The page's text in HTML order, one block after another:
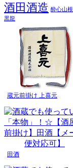
酒田酒造 酔心山根
黒龍
蔵元前掛け 上喜元
田酒